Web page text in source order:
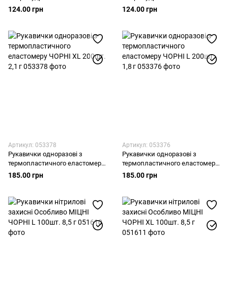
124.00 грн 124.00 грн
Артикул: 053378
Рукавички одноразові з
термопластичного еластомеру
ЧОРНІ XL 200шт. 2,1 г
185.00 грн
Артикул: 053376
Рукавички одноразові з
термопластичного еластомеру
ЧОРНІ L 200шт. 1,8 г
185.00 грн